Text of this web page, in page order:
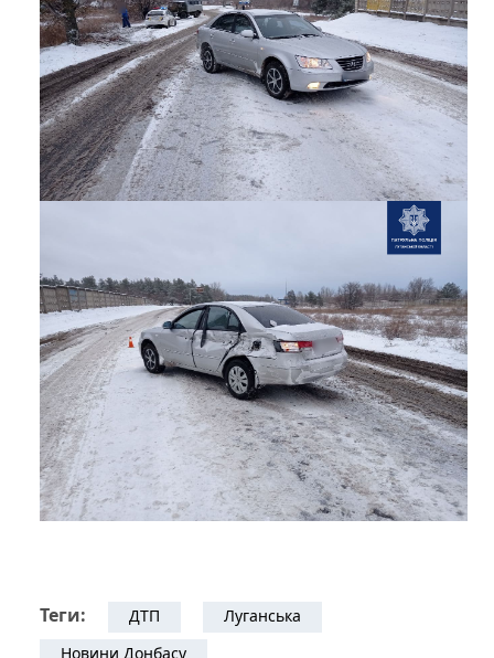
Теги: ДТП
Луганська
Новини Донбасу